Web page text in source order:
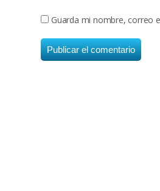
Guarda mi nombre, correo